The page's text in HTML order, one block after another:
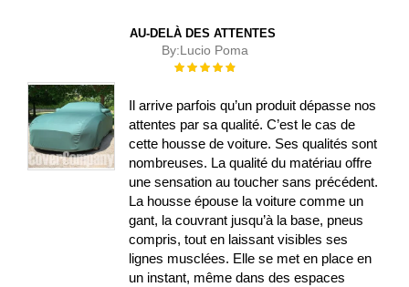
AU-DELÀ DES ATTENTES
By:Lucio Poma
Évaluation :
Il arrive parfois qu’un produit dépasse nos
attentes par sa qualité. C’est le cas de
cette housse de voiture. Ses qualités sont
nombreuses. La qualité du matériau offre
une sensation au toucher sans précédent.
La housse épouse la voiture comme un
gant, la couvrant jusqu’à la base, pneus
compris, tout en laissant visibles ses
lignes musclées. Elle se met en place en
un instant, même dans des espaces